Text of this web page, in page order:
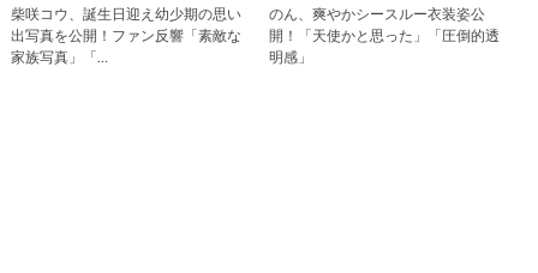
柴咲コウ、誕生日迎え幼少期の思い
出写真を公開！ファン反響「素敵な
家族写真」「…
のん、爽やかシースルー衣装姿公
開！「天使かと思った」「圧倒的透
明感」